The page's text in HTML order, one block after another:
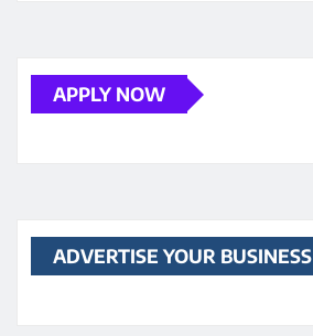
APPLY NOW
ADVERTISE YOUR BUSINESS